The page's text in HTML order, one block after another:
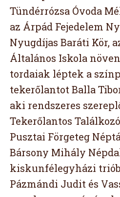
Tündérrózsa Óvoda
az Árpád Fejedelem
Nyugdíjas Baráti Kör,
Általános Iskola
tordaiak léptek a
tekerőlantot Balla
aki rendszeres
Tekerőlantos
Pusztai Förgeteg
Bársony Mihály
kiskunfélegyházi
Pázmándi Judit és